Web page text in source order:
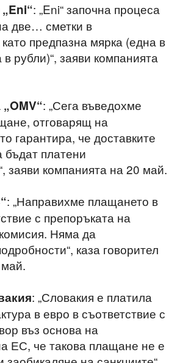
: „Eni“ започна процеса
две… сметки в
като предпазна мярка (една в
рубли)“, заяви компанията
: „Сега въведохме
отговарящ на
гарантира, че доставките
бъдат платени
заяви компанията на 20 май.
: „Направихме плащането в
с препоръката на
Няма да
каза говорител
: „Словакия е платила
в евро в съответствие с
въз основа на
ЕС, че такова плащане не е